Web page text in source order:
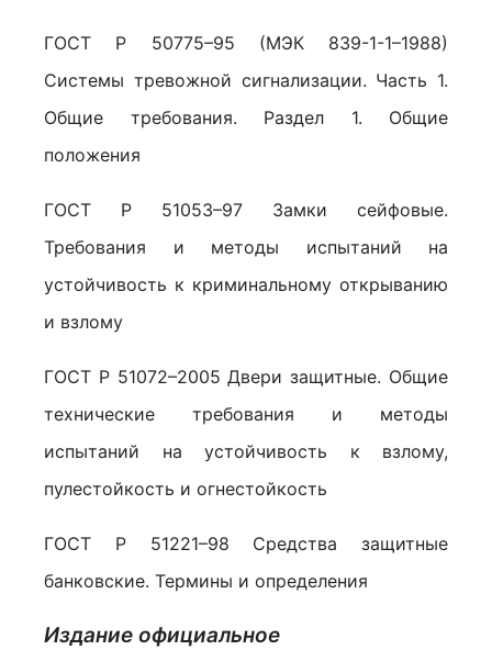
ГОСТ Р 50775–95 (МЭК 839-1-1–1988)
Системы тревожной сигнализации. Часть 1.
Общие требования. Раздел 1. Общие
положения
ГОСТ Р 51053–97 Замки сейфовые.
Требования и методы испытаний на
устойчивость к криминальному открыванию
и взлому
ГОСТ Р 51072–2005 Двери защитные. Общие
технические требования и методы
испытаний на устойчивость к взлому,
пулестойкость и огнестойкость
ГОСТ Р 51221–98 Средства защитные
банковские. Термины и определения
Издание официальное